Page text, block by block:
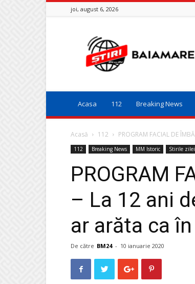
joi, august 6, 2026
Baia
Mare
24
Acasa 112 Breaking News
Acasă 112 PROGRAM FACIAL DE
112 Breaking News MM Istoric Stirile zilei
PROGRAM
– La 12 ani
ar arăta ca
De către BM24 - 10 ianuarie 2020